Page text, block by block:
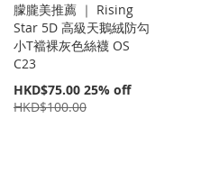
朦朧美推薦 ｜ Rising
Star 5D 高級天鵝絨防勾
小T襠裸灰色絲襪 OS
C23
特
價
HKD$75.00 25% off
HKD$100.00